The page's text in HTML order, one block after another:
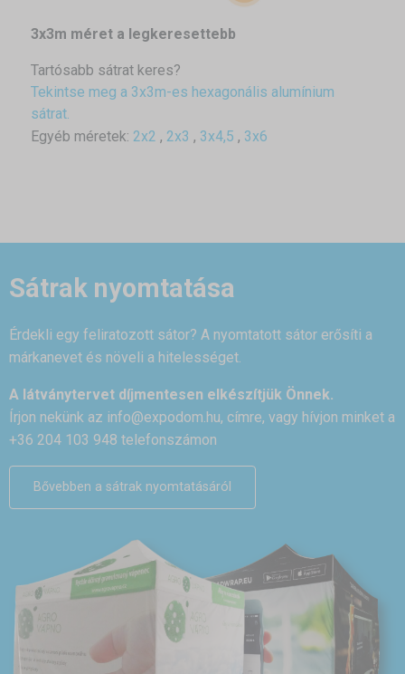
3x3m méret a legkeresettebb
Tartósabb sátrat keres?
Tekintse meg a 3x3m-es hexagonális alumínium
sátrat.
Egyéb méretek: 2x2 , 2x3 , 3x4,5 , 3x6
Sátrak nyomtatása
Érdekli egy feliratozott sátor? A nyomtatott sátor erősíti a
márkanevet és növeli a hitelességet.
A látványtervet díjmentesen elkészítjük Önnek.
Írjon nekünk az info@expodom.hu, címre, vagy hívjon minket a
+36 204 103 948 telefonszámon
Bővebben a sátrak nyomtatásáról